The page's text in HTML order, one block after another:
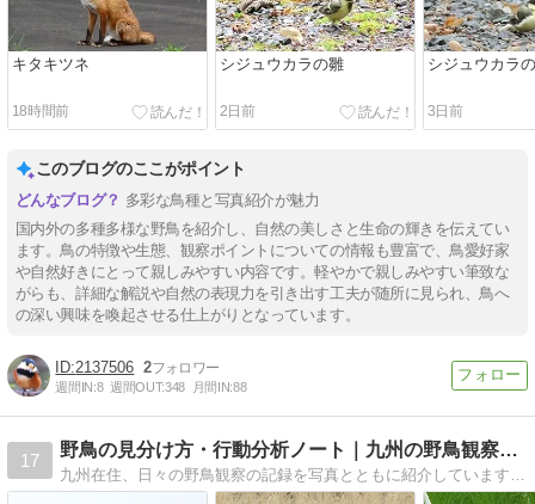
キタキツネ
18時間前
シジュウカラの雛
2日前
シジュウカラ
3日前
このブログのここがポイント
多彩な鳥種と写真紹介が魅力
国内外の多種多様な野鳥を紹介し、自然の美しさと生命の輝きを伝えてい
ます。鳥の特徴や生態、観察ポイントについての情報も豊富で、鳥愛好家
や自然好きにとって親しみやすい内容です。軽やかで親しみやすい筆致な
がらも、詳細な解説や自然の表現力を引き出す工夫が随所に見られ、鳥へ
の深い興味を喚起させる仕上がりとなっています。
2137506 2
週間IN:8 週間OUT:348 月間IN:88
17
野鳥の見分け方・行動分析ノート｜九州の野鳥観察データ
九州在住、日々の野鳥観察の記録を写真とともに紹介しています。自宅周辺の季節ごとの変化や鳥たちの暮らしを追っています。